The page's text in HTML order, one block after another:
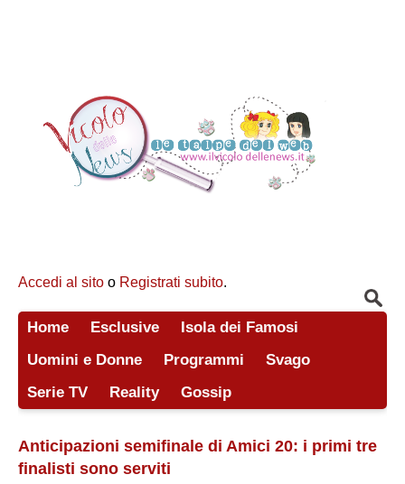
Accedi al sito o Registrati subito.
Home Esclusive
Isola dei Famosi
Uomini e Donne
Programmi
Svago
Serie TV
Reality Gossip
Anticipazioni semifinale di Amici 20: i primi tre
finalisti sono serviti